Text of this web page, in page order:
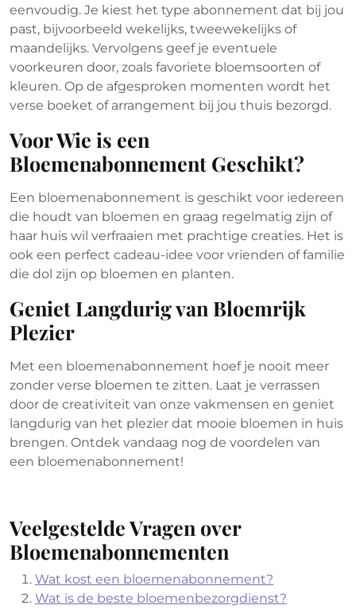
eenvoudig. Je kiest het type abonnement dat bij jou
past, bijvoorbeeld wekelijks, tweewekelijks of
maandelijks. Vervolgens geef je eventuele
voorkeuren door, zoals favoriete bloemsoorten of
kleuren. Op de afgesproken momenten wordt het
verse boeket of arrangement bij jou thuis bezorgd.
Voor Wie is een
Bloemenabonnement Geschikt?
Een bloemenabonnement is geschikt voor iedereen
die houdt van bloemen en graag regelmatig zijn of
haar huis wil verfraaien met prachtige creaties. Het is
ook een perfect cadeau-idee voor vrienden of familie
die dol zijn op bloemen en planten.
Geniet Langdurig van Bloemrijk
Plezier
Met een bloemenabonnement hoef je nooit meer
zonder verse bloemen te zitten. Laat je verrassen
door de creativiteit van onze vakmensen en geniet
langdurig van het plezier dat mooie bloemen in huis
brengen. Ontdek vandaag nog de voordelen van
een bloemenabonnement!
Veelgestelde Vragen over
Bloemenabonnementen
Wat kost een bloemenabonnement?
Wat is de beste bloemenbezorgdienst?